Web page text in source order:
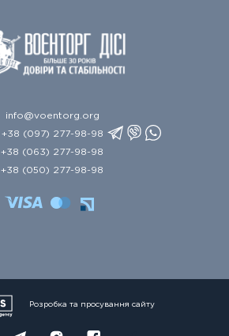
info@voentorg.org
+38 (097) 277-98-98
+38 (063) 277-98-98
+38 (050) 277-98-98
Розробка та просування сайту